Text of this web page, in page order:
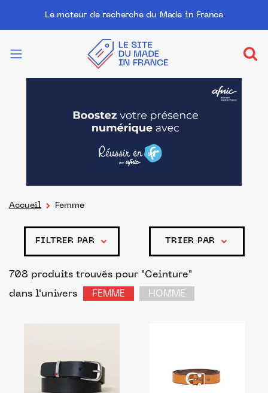
Le moteur de recherche du Made in France
Accueil Femme
FILTRER PAR TRIER PAR
708 produits trouvés pour "Ceinture"
dans l'univers
FEMME HOMME